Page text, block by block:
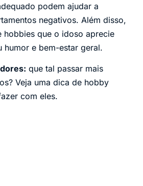
podem ajudar a
negativos. Além disso,
hobbies que o idoso aprecie
humor e bem-estar geral.
que tal passar mais
Veja uma dica de hobby
com eles.